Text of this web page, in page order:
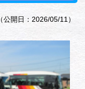
（公開日：2026/05/11）